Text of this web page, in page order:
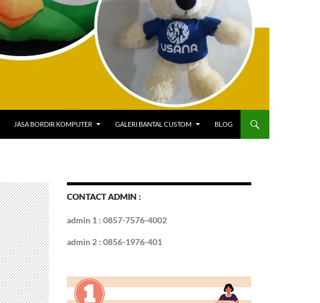
JASA BORDIR KOMPUTER GALERI BANTAL CUSTOM BLOG
CONTACT ADMIN :
admin 1 : 0857-7576-4002
admin 2 : 0856-1976-401